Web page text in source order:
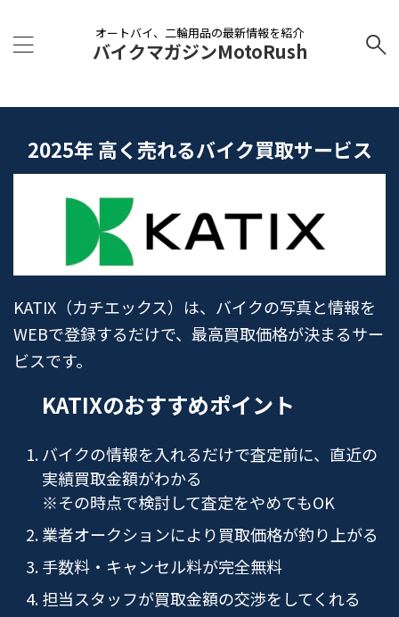
オートバイ、二輪用品の最新情報を紹介
バイクマガジンMotoRush
2025年 高く売れるバイク買取サービス
KATIX（カチエックス）は、バイクの写真と情報を
WEBで登録するだけで、最高買取価格が決まるサー
ビスです。
KATIXのおすすめポイント
バイクの情報を入れるだけで査定前に、直近の
実績買取金額がわかる
※その時点で検討して査定をやめてもOK
業者オークションにより買取価格が釣り上がる
手数料・キャンセル料が完全無料
担当スタッフが買取金額の交渉をしてくれる